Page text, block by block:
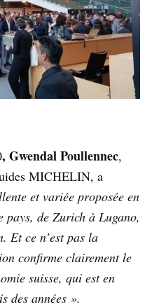
, Gwendal Poullennec,
MICHELIN, a
et variée proposée en
pays, de Zurich à Lugano,
Et ce n’est pas la
confirme clairement le
suisse, qui est en
des années ».